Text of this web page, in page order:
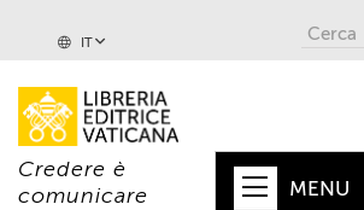
IT
Credere è
comunicare
MENU